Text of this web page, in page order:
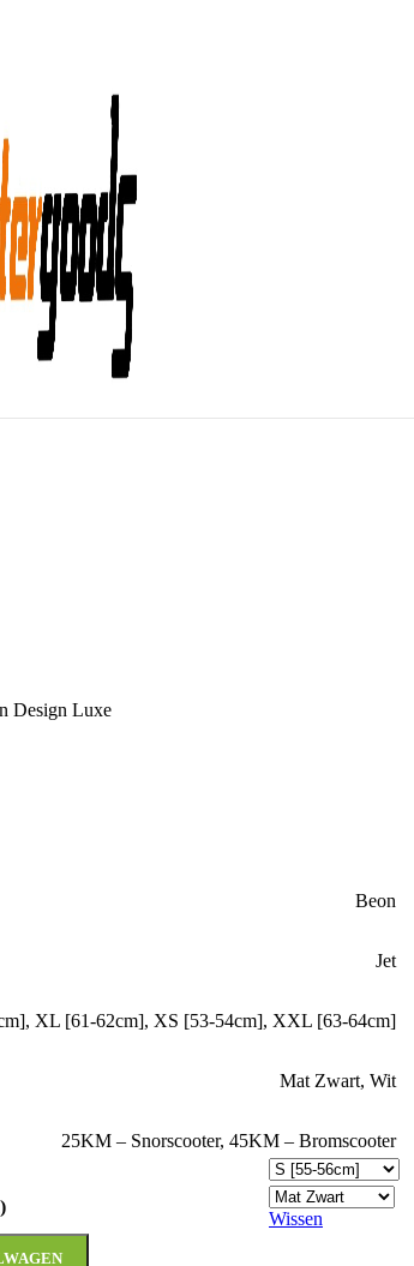
Design Luxe
Beon
Jet
, XL [61-62cm], XS [53-54cm], XXL [63-64cm]
Mat Zwart, Wit
25KM – Snorscooter, 45KM – Bromscooter
Wissen